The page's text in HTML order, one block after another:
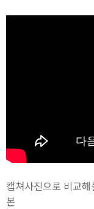
캡쳐사진으로 비교
본